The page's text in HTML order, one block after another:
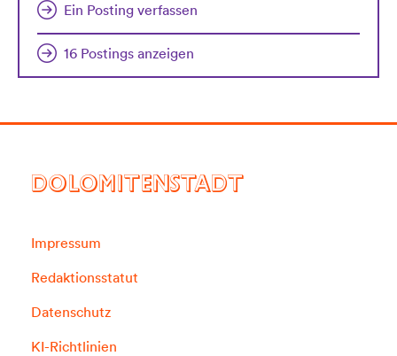
Ein Posting verfassen
16 Postings anzeigen
DOLOMITENSTADT
Impressum
Redaktionsstatut
Datenschutz
KI-Richtlinien